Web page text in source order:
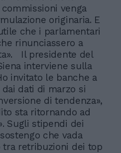
venga
originaria. E
che i parlamentari
rinunciassero a
Il presidente del
interviene sulla
invitato le banche a
dati di marzo si
di tendenza»,
sta ritornando ad
Sugli stipendi dei
che vada
retribuzioni dei top